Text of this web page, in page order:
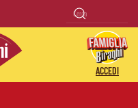
ACCEDI